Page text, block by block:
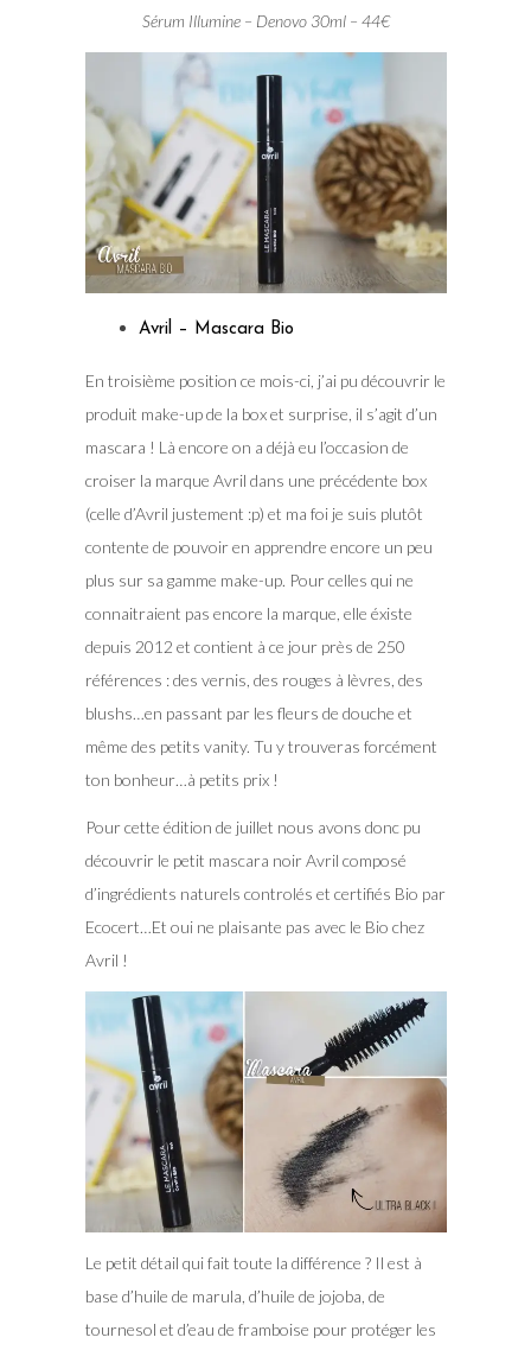
Sérum Illumine – Denovo 30ml – 44€
Avril – Mascara Bio
En troisième position ce mois-ci, j’ai pu découvrir le
produit make-up de la box et surprise, il s’agit d’un
mascara ! Là encore on a déjà eu l’occasion de
croiser la marque Avril dans une précédente box
(celle d’Avril justement :p) et ma foi je suis plutôt
contente de pouvoir en apprendre encore un peu
plus sur sa gamme make-up. Pour celles qui ne
connaitraient pas encore la marque, elle éxiste
depuis 2012 et contient à ce jour près de 250
références : des vernis, des rouges à lèvres, des
blushs…en passant par les fleurs de douche et
même des petits vanity. Tu y trouveras forcément
ton bonheur…à petits prix !
Pour cette édition de juillet nous avons donc pu
découvrir le petit mascara noir Avril composé
d’ingrédients naturels controlés et certifiés Bio par
Ecocert…Et oui ne plaisante pas avec le Bio chez
Avril !
Le petit détail qui fait toute la différence ? Il est à
base d’huile de marula, d’huile de jojoba, de
tournesol et d’eau de framboise pour protéger les